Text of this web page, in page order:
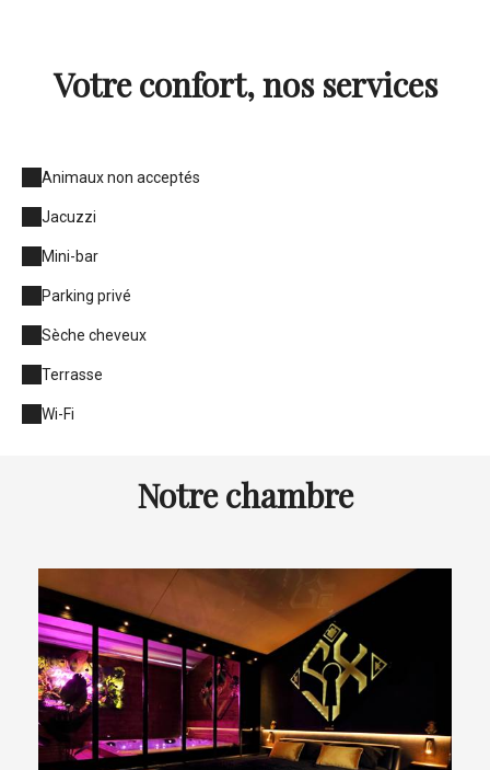
Votre confort, nos services
Animaux non acceptés
Jacuzzi
Mini-bar
Parking privé
Sèche cheveux
Terrasse
Wi-Fi
Notre chambre